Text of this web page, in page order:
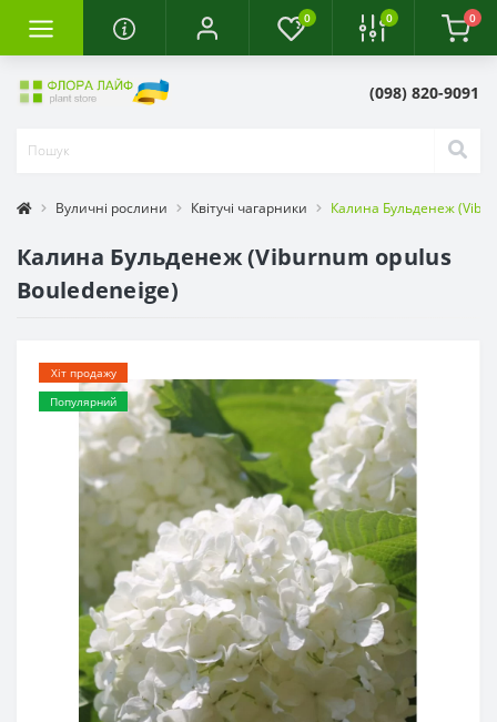
0 0 0
(098) 820-9091
Вуличні рослини Квітучі чагарники Калина Бульденеж
Калина Бульденеж (Viburnum opulus
Bouledeneige)
Хіт продажу
Популярний